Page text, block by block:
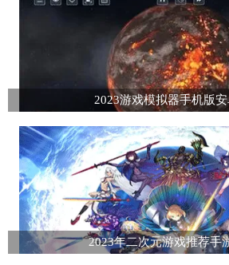
2023游戏模拟器手机版
2023年二次元游戏推荐手